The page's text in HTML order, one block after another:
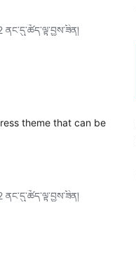
theme that can be